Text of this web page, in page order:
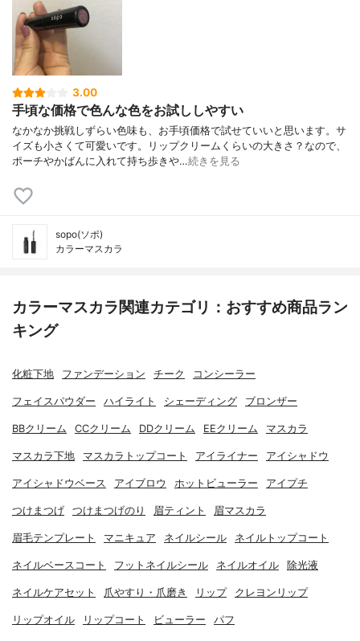
3.00
手頃な価格で色んな色をお試ししやすい
なかなか挑戦しずらい色味も、お手頃価格で試せていいと思います。サ
イズも小さくて可愛いです。リップクリームくらいの大きさ？なので、
ポーチやかばんに入れて持ち歩きや…続きを見る
sopo(ソポ)
カラーマスカラ
カラーマスカラ関連カテゴリ：おすすめ商品ラン
キング
化粧下地 ファンデーション チーク コンシーラー
フェイスパウダー ハイライト シェーディング ブロンザー
BBクリーム CCクリーム DDクリーム EEクリーム マスカラ
マスカラ下地 マスカラトップコート アイライナー アイシャドウ
アイシャドウベース アイブロウ ホットビューラー アイプチ
つけまつげ つけまつげのり 眉ティント 眉マスカラ
眉毛テンプレート マニキュア ネイルシール ネイルトップコート
ネイルベースコート フットネイルシール ネイルオイル 除光液
ネイルケアセット 爪やすり・爪磨き リップ クレヨンリップ
リップオイル リップコート ビューラー パフ